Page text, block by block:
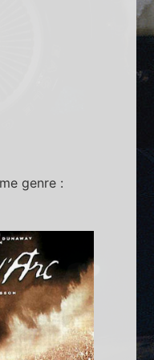
genre :